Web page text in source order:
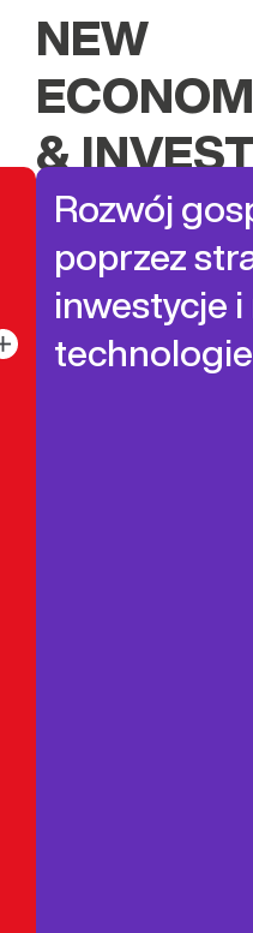
NEW
&
Rozwój
poprzez
inwestycje
technologie